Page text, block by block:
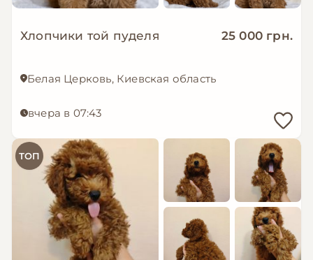
Хлопчики той пуделя 25 000 грн.
Белая Церковь, Киевская область
вчера в 07:43
ТОП